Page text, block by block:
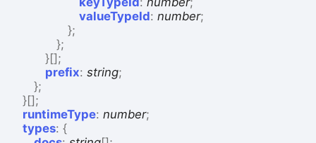
valueTypeId: number;
};
};
}[];
prefix: string;
};
}[];
runtimeType: number;
types: {